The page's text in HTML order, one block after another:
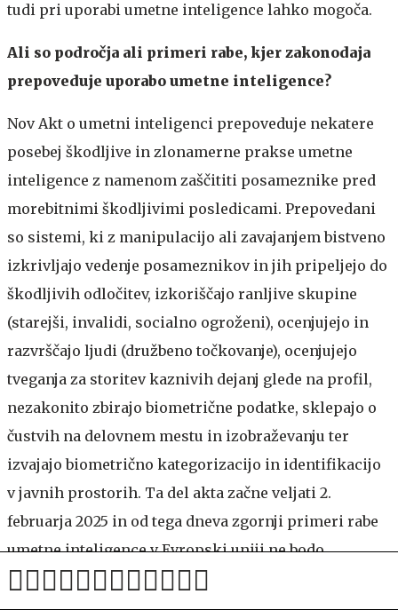
tudi pri uporabi umetne inteligence lahko mogoča.
Ali so področja ali primeri rabe, kjer zakonodaja
prepoveduje uporabo umetne inteligence?
Nov Akt o umetni inteligenci prepoveduje nekatere
posebej škodljive in zlonamerne prakse umetne
inteligence z namenom zaščititi posameznike pred
morebitnimi škodljivimi posledicami. Prepovedani
so sistemi, ki z manipulacijo ali zavajanjem bistveno
izkrivljajo vedenje posameznikov in jih pripeljejo do
škodljivih odločitev, izkoriščajo ranljive skupine
(starejši, invalidi, socialno ogroženi), ocenjujejo in
razvrščajo ljudi (družbeno točkovanje), ocenjujejo
tveganja za storitev kaznivih dejanj glede na profil,
nezakonito zbirajo biometrične podatke, sklepajo o
čustvih na delovnem mestu in izobraževanju ter
izvajajo biometrično kategorizacijo in identifikacijo
v javnih prostorih. Ta del akta začne veljati 2.
februarja 2025 in od tega dneva zgornji primeri rabe
umetne inteligence v Evropski uniji ne bodo